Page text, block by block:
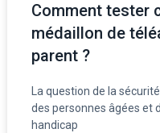
Comment tester
médaillon de
parent ?
La question de la
des personnes âgées et
handicap